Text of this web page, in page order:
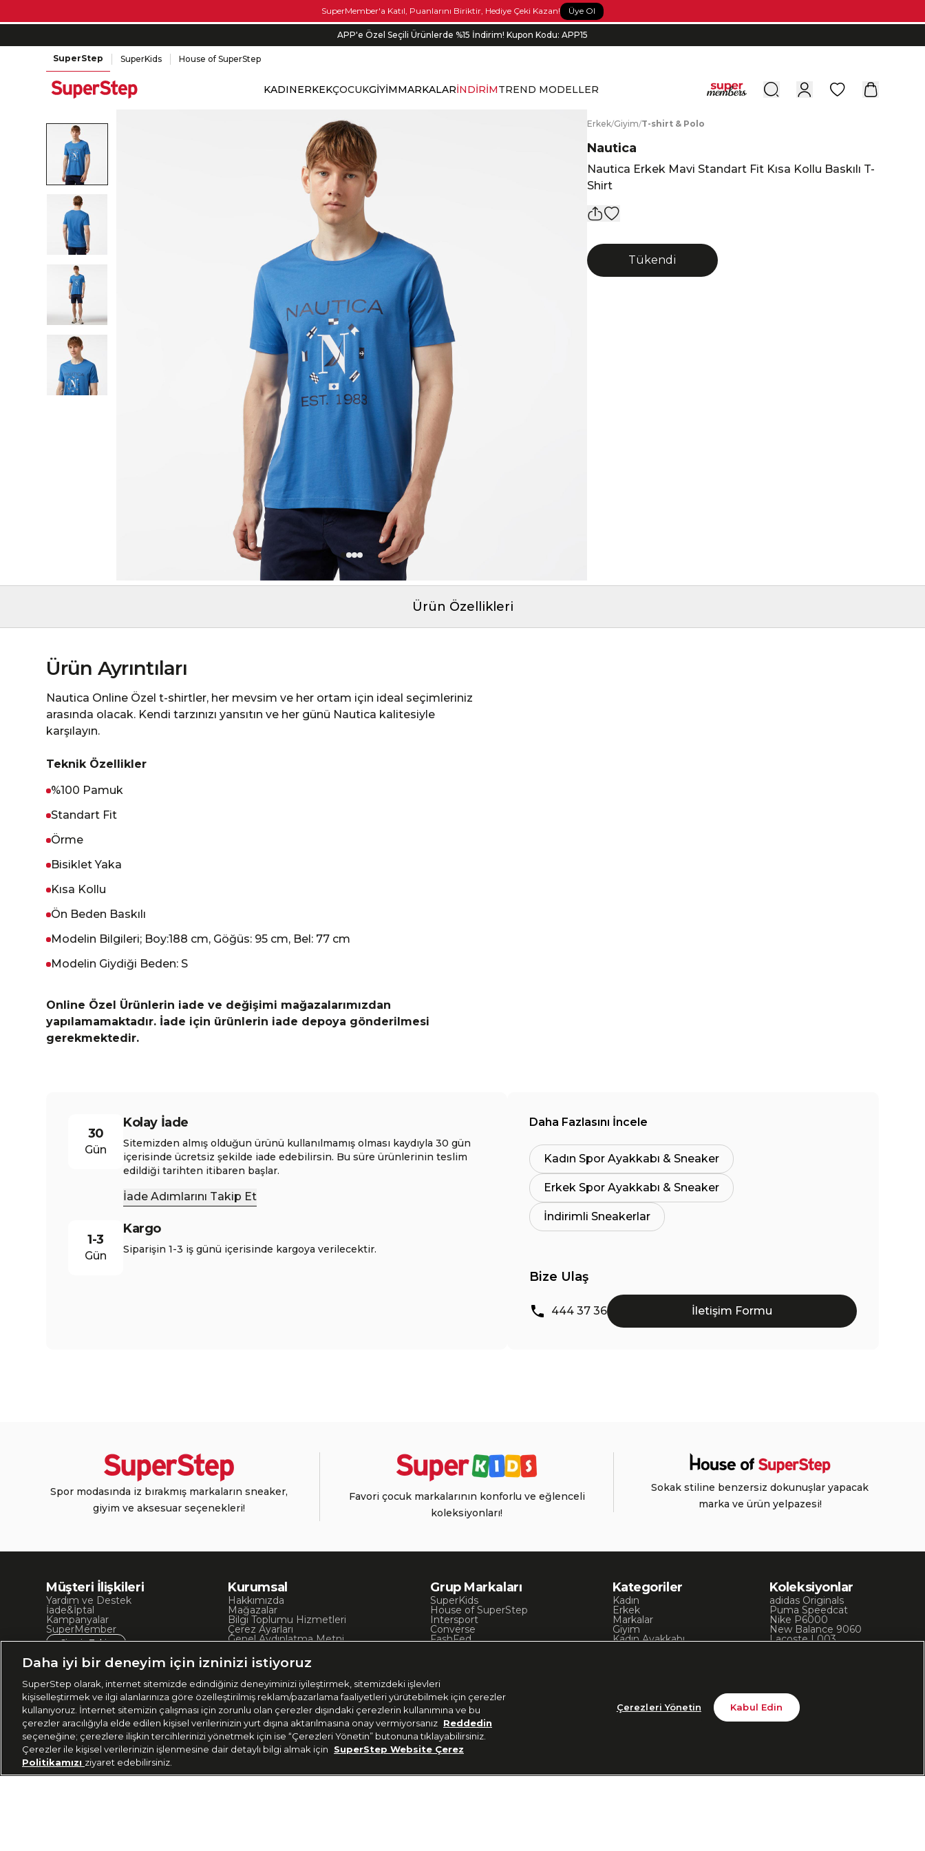
SuperMember'a Katıl, Puanlarını Biriktir, Hediye Çeki Kazan! Üye Ol
APP'e Özel Seçili Ürünlerde %15 İndirim! Kupon Kodu: APP15
SuperStep SuperKids House of SuperStep
KADINERKEKÇOCUKGİYİMMARKALARİNDİRİMTREND MODELLER 0
Erkek/Giyim/T-shirt & Polo
Nautica
Nautica Erkek Mavi Standart Fit Kısa Kollu Baskılı T-
Shirt
Tükendi
Ürün Özellikleri
Ürün Ayrıntıları
Nautica Online Özel t-shirtler, her mevsim ve her ortam için ideal seçimleriniz
arasında olacak. Kendi tarzınızı yansıtın ve her günü Nautica kalitesiyle
karşılayın.
Teknik Özellikler
%100 Pamuk
Standart Fit
Örme
Bisiklet Yaka
Kısa Kollu
Ön Beden Baskılı
Modelin Bilgileri; Boy:188 cm, Göğüs: 95 cm, Bel: 77 cm
Modelin Giydiği Beden: S
Online Özel Ürünlerin iade ve değişimi mağazalarımızdan
yapılamamaktadır. İade için ürünlerin iade depoya gönderilmesi
gerekmektedir.
30
Gün
Kolay İade
Sitemizden almış olduğun ürünü kullanılmamış olması kaydıyla 30 gün
içerisinde ücretsiz şekilde iade edebilirsin. Bu süre ürünlerinin teslim
edildiği tarihten itibaren başlar.
İade Adımlarını Takip Et
1-3
Gün
Kargo
Siparişin 1-3 iş günü içerisinde kargoya verilecektir.
Daha Fazlasını İncele
Kadın Spor Ayakkabı & Sneaker
Erkek Spor Ayakkabı & Sneaker
İndirimli Sneakerlar
Bize Ulaş
444 37 36 İletişim Formu
Spor modasında iz bırakmış markaların sneaker,
giyim ve aksesuar seçenekleri!
Favori çocuk markalarının konforlu ve eğlenceli
koleksiyonları!
Sokak stiline benzersiz dokunuşlar yapacak
marka ve ürün yelpazesi!
Müşteri İlişkileri
Yardım ve Destek
İade&İptal
Kampanyalar
SuperMember
Sipariş Takip
Kurumsal
Hakkımızda
Mağazalar
Bilgi Toplumu Hizmetleri
Çerez Ayarları
Genel Aydınlatma Metni
Site Haritası
İşlem Rehberi
Grup Markaları
SuperKids
House of SuperStep
Intersport
Converse
FashFed
Occassion
UNITED4
Kategoriler
Kadın
Erkek
Markalar
Giyim
Kadın Ayakkabı
Koleksiyonlar
adidas Originals
Puma Speedcat
Nike P6000
New Balance 9060
Lacoste L003
Daha iyi bir deneyim için izninizi istiyoruz
SuperStep olarak, internet sitemizde edindiğiniz deneyiminizi iyileştirmek, sitemizdeki işlevleri
kişiselleştirmek ve ilgi alanlarınıza göre özelleştirilmiş reklam/pazarlama faaliyetleri yürütebilmek için çerezler
kullanıyoruz. İnternet sitemizin çalışması için zorunlu olan çerezler dışındaki çerezlerin kullanımına ve bu
çerezler aracılığıyla elde edilen kişisel verilerinizin yurt dışına aktarılmasına onay vermiyorsanız Reddedin
seçeneğine; çerezlere ilişkin tercihlerinizi yönetmek için ise “Çerezleri Yönetin” butonuna tıklayabilirsiniz.
Çerezler ile kişisel verilerinizin işlenmesine dair detaylı bilgi almak için
SuperStep Website Çerez
Politikamızı ziyaret edebilirsiniz.
Çerezleri Yönetin Kabul Edin